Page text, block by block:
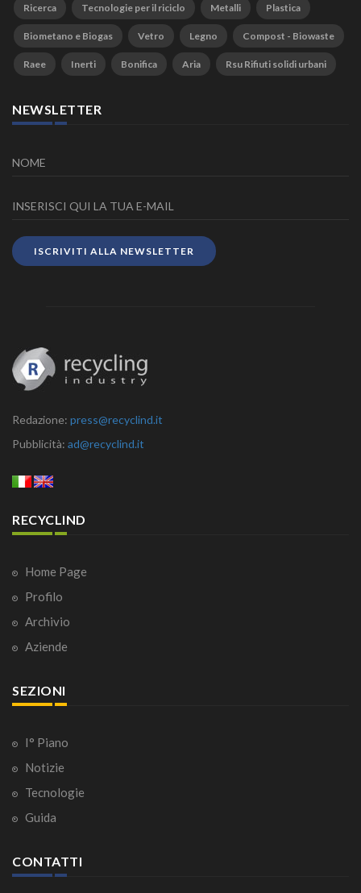
Ricerca Tecnologie per il riciclo Metalli Plastica
Biometano e Biogas Vetro Legno Compost - Biowaste
Raee Inerti Bonifica Aria Rsu Rifiuti solidi urbani
NEWSLETTER
ISCRIVITI ALLA NEWSLETTER
Redazione: press@recyclind.it
Pubblicità: ad@recyclind.it
RECYCLIND
Home Page
Profilo
Archivio
Aziende
SEZIONI
I° Piano
Notizie
Tecnologie
Guida
CONTATTI